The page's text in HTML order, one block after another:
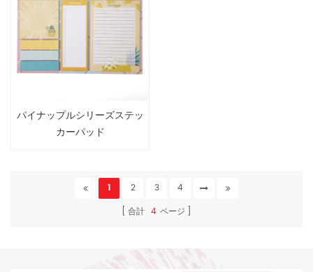
パイナップルシリーズステッ
カーパッド
1 2 3
4
合計 4 ページ